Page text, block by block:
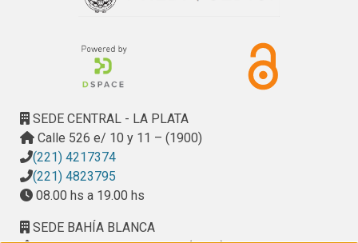
SEDE CENTRAL - LA PLATA
Calle 526 e/ 10 y 11 – (1900)
(221) 4217374
(221) 4823795
08.00 hs a 19.00 hs
SEDE BAHÍA BLANCA